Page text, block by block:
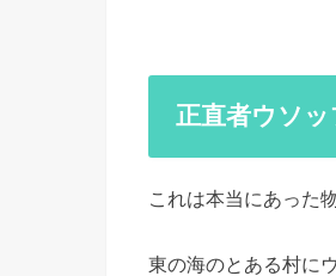
正直者ウソッ
これは本当にあった
東の海のとある村に